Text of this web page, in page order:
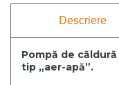
Descriere
Pompă de
tip „aer-apă”.